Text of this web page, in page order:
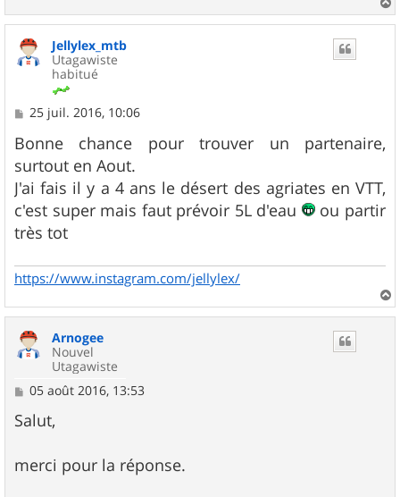
a
Jellylex_mtb
Utagawiste
habitué
M
s
s
a
g
e
25 juil. 2016, 10:06
Bonne chance pour trouver un partenaire,
surtout en Aout.
J'ai fais il y a 4 ans le désert des agriates en VTT,
c'est super mais faut prévoir 5L d'eau
ou partir
très tot
https://www.instagram.com/jellylex/
a
Arnogee
Nouvel
Utagawiste
M
s
s
g
e
05 août 2016, 13:53
Salut,
merci pour la réponse.